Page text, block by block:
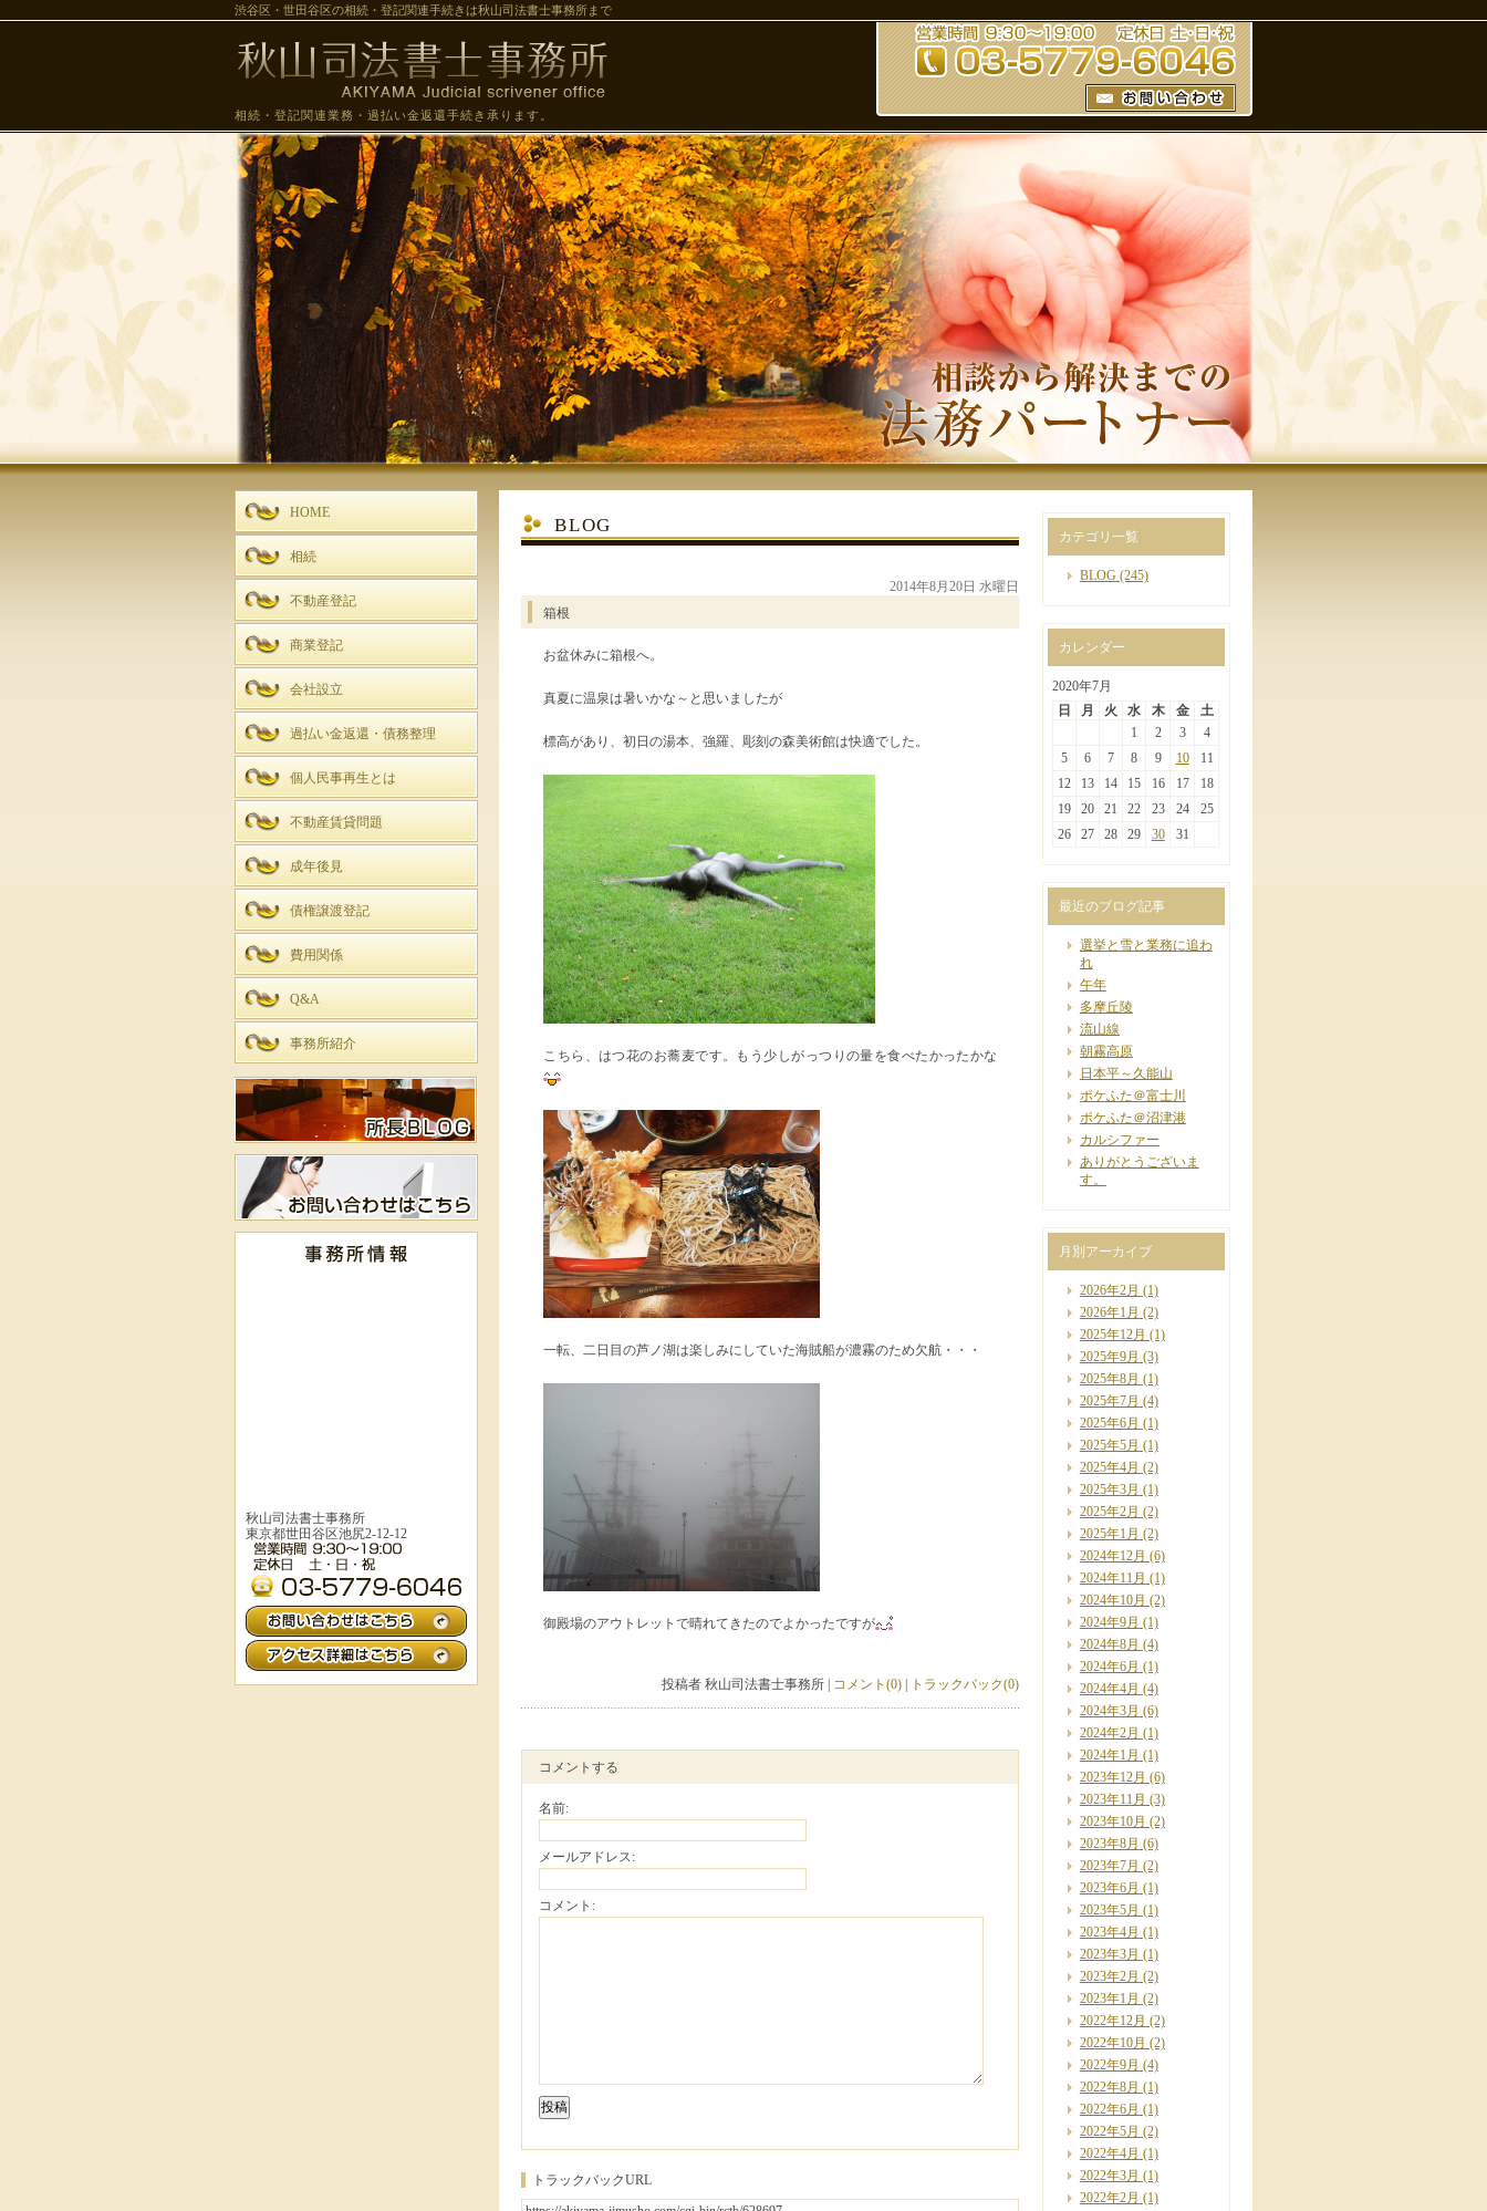
渋谷区・世田谷区の相続・登記関連手続きは秋山司法書士事務所まで
相続・登記関連業務・過払い金返還手続き承ります。
BLOG
2014年8月20日 水曜日
箱根
お盆休みに箱根へ。
真夏に温泉は暑いかな～と思いましたが
標高があり、初日の湯本、強羅、彫刻の森美術館は快適でした。
こちら、はつ花のお蕎麦です。もう少しがっつりの量を食べたかったかな
一転、二日目の芦ノ湖は楽しみにしていた海賊船が濃霧のため欠航・・・
御殿場のアウトレットで晴れてきたのでよかったですが
投稿者 秋山司法書士事務所 | コメント(0) トラックバック(0)
コメントする
名前:
メールアドレス:
コメント:
トラックバックURL
カテゴリ一覧
BLOG(245)
カレンダー
2020年7月
日
月 火 水 木 金
土
1
2 3
4
5
6 7 8 9 10
11
12
13 14 15 16 17
18
19
20 21 22 23 24
25
26
27 28 29 30 31
最近のブログ記事
選挙と雪と業務に追わ
れ
午年
多摩丘陵
流山線
朝霧高原
日本平～久能山
ポケふた＠富士川
ポケふた＠沼津港
カルシファー
ありがとうございま
す。
月別アーカイブ
2026年2月 (1)
2026年1月 (2)
2025年12月 (1)
2025年9月 (3)
2025年8月 (1)
2025年7月 (4)
2025年6月 (1)
2025年5月 (1)
2025年4月 (2)
2025年3月 (1)
2025年2月 (2)
2025年1月 (2)
2024年12月 (6)
2024年11月 (1)
2024年10月 (2)
2024年9月 (1)
2024年8月 (4)
2024年6月 (1)
2024年4月 (4)
2024年3月 (6)
2024年2月 (1)
2024年1月 (1)
2023年12月 (6)
2023年11月 (3)
2023年10月 (2)
2023年8月 (6)
2023年7月 (2)
2023年6月 (1)
2023年5月 (1)
2023年4月 (1)
2023年3月 (1)
2023年2月 (2)
2023年1月 (2)
2022年12月 (2)
2022年10月 (2)
2022年9月 (4)
2022年8月 (1)
2022年6月 (1)
2022年5月 (2)
2022年4月 (1)
2022年3月 (1)
2022年2月 (1)
HOME
相続
不動産登記
商業登記
会社設立
過払い金返還・債務整理
個人民事再生とは
不動産賃貸問題
成年後見
債権譲渡登記
費用関係
Q&A
事務所紹介
秋山司法書士事務所
東京都世田谷区池尻2-12-12